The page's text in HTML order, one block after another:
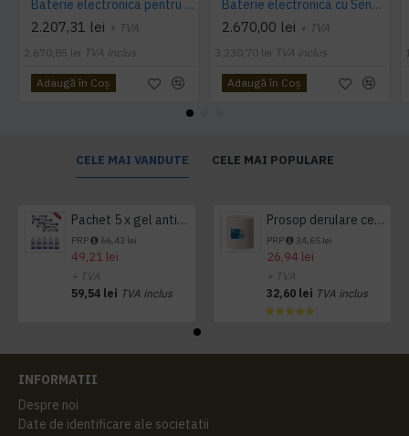
Baterie electronica pentru lavoar Presto SENSAO 6100 - Wall mounted valve 230V, Presto
2.207,31 lei + TVA
2.670,85 lei TVA inclus
Adaugă în Coş
Baterie electronica cu Senzor tubulara pentru lavoar, montare pe perete, 6 V, fara mixer, material Cromat, Idral
2.670,00 lei + TVA
3.230,70 lei TVA inclus
Adaugă în Coş
CELE MAI VANDUTE CELE MAI POPULARE
Pachet 5 x gel antibacterian 50ml si 3 x Servetele antibacteriene 48 buc Hygienium
PRP 66,43 lei
49,21 lei
+ TVA
59,54 lei TVA inclus
Prosop derulare centrala 1 pliu, 300 m Tork
PRP 34,65 lei
26,94 lei
+ TVA
32,60 lei TVA inclus
INFORMATII
Despre noi
Date de identificare ale societatii